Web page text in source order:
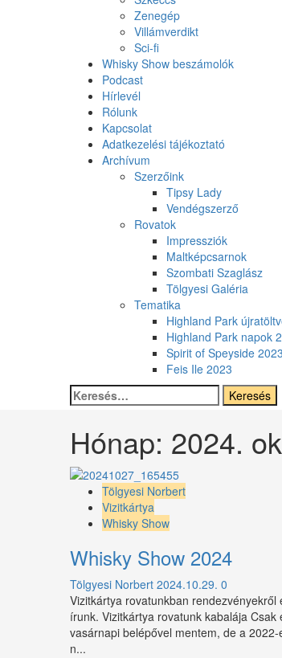
Zenegép
Villámverdikt
Sci-fi
Whisky Show beszámolók
Podcast
Hírlevél
Rólunk
Kapcsolat
Adatkezelési tájékoztató
Archívum
Szerzőink
Tipsy Lady
Vendégszerző
Rovatok
Impressziók
Maltképcsarnok
Szombati Szaglász
Tölgyesi Galéria
Tematika
Highland Park
Highland Park napok
Spirit of Speyside 2023
Feis Ile 2023
Keresés:
Hónap: 2024.
Tölgyesi Norbert
Vizitkártya
Whisky Show
Whisky Show 2024
Tölgyesi Norbert 2024.10.29. 0
Vizitkártya rovatunkban rendezvényekről
írunk. Vizitkártya rovatunk kabalája Csak
vasárnapi belépővel mentem, de a 2022-
n...